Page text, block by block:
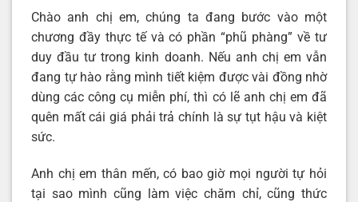
Chào anh chị em, chúng ta đang bước vào một
chương đầy thực tế và có phần “phũ phàng” về tư
duy đầu tư trong kinh doanh. Nếu anh chị em vẫn
đang tự hào rằng mình tiết kiệm được vài đồng nhờ
dùng các công cụ miễn phí, thì có lẽ anh chị em đã
quên mất cái giá phải trả chính là sự tụt hậu và kiệt
sức.
Anh chị em thân mến, có bao giờ mọi người tự hỏi
tại sao mình cũng làm việc chăm chỉ, cũng thức